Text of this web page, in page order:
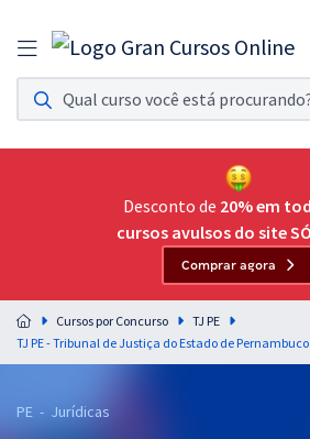
Assinatura Ilimitada 11
Acesso a todos os cursos. Teste grátis por 7 dias!
Assinatura OAB Até Passar
Acesso ilimitado a toda preparação para o Exame da
Residências Multiprofissionais
Preparação completa e intensiva para as principais
residências em saúde do Brasil
Desconto de 20% em
cursos avulsos do site
Comprar agora
Cursos por Concurso
TJ PE
PE - Jurídicas